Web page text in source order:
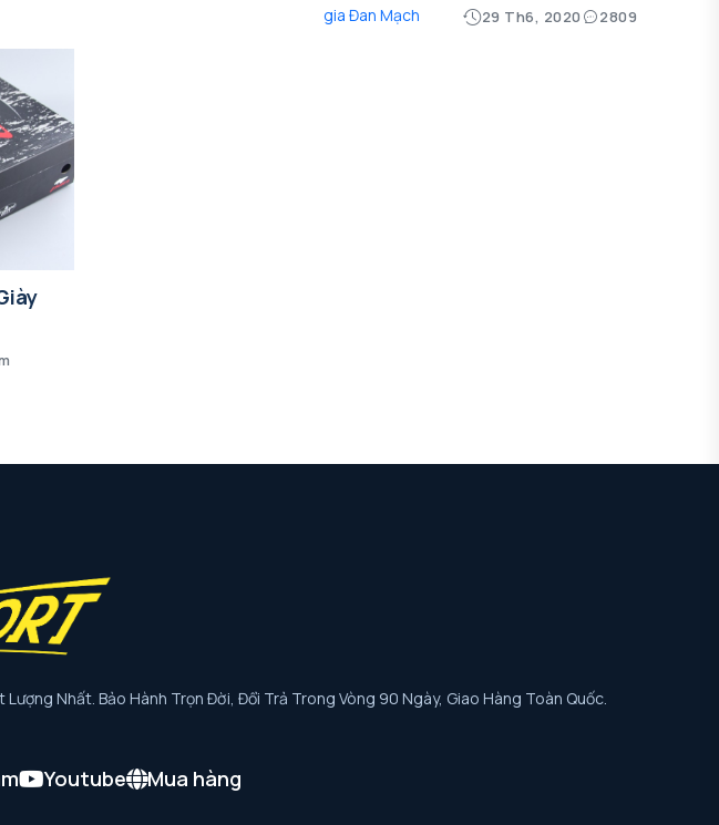
29 Th6, 2020 2809
Nhất. Bảo Hành Trọn Đời, Đổi Trả Trong Vòng 90 Ngày, Giao Hàng Toàn Quốc.
Youtube Mua hàng